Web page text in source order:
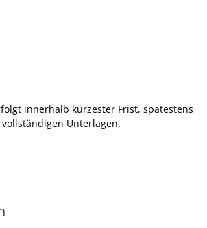
innerhalb kürzester Frist, spätestens
Unterlagen.